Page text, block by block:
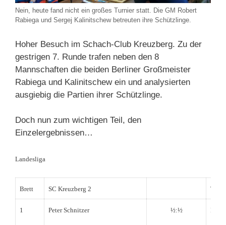
Nein, heute fand nicht ein großes Turnier statt. Die GM Robert
Rabiega und Sergej Kalinitschew betreuten ihre Schützlinge.
Hoher Besuch im Schach-Club Kreuzberg. Zu der
gestrigen 7. Runde trafen neben den 8
Mannschaften die beiden Berliner Großmeister
Rabiega und Kalinitschew ein und analysierten
ausgiebig die Partien ihrer Schützlinge.
Doch nun zum wichtigen Teil, den
Einzelergebnissen…
Landesliga
Brett SC Kreuzberg 2 TuS
1 Peter Schnitzer ½:½